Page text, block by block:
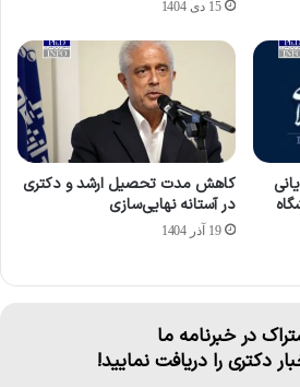
15 دی 1404
دانشگاه
کاهش مدت تحصیل ارشد و دکتری
در آستانه نهایی‌سازی
19 آذر 1404
در خبرنامه ما
دکتری را دریافت نمایید!